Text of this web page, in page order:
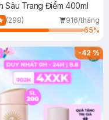
Sâu Trang Điểm 400ml
(298)
916/tháng
65%
-42%